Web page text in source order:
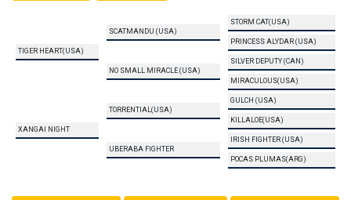
TIGER HEART(USA)
SCATMANDU (USA)
STORM CAT(USA)
PRINCESS ALYDAR (USA)
NO SMALL MIRACLE (USA)
SILVER DEPUTY (CAN)
MIRACULOUS(USA)
XANGAI NIGHT
TORRENTIAL(USA)
GULCH (USA)
KILLALOE(USA)
UBERABA FIGHTER
IRISH FIGHTER (USA)
POCAS PLUMAS(ARG)